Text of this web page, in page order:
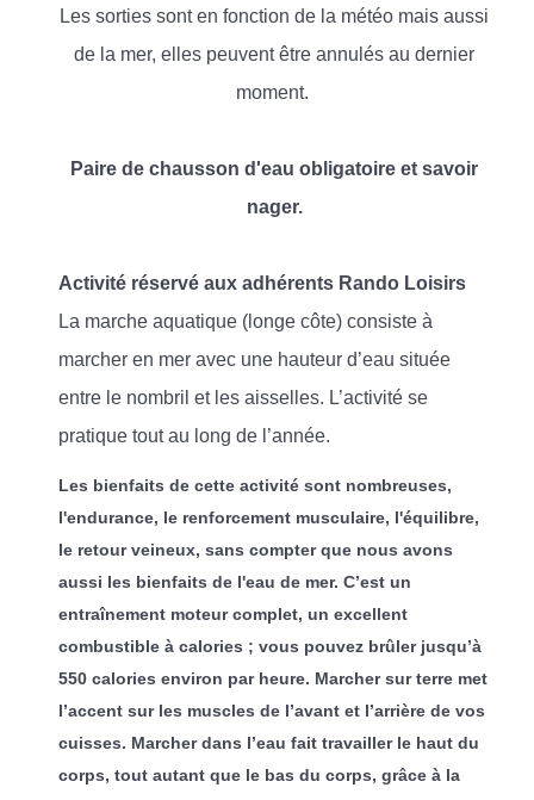
Les sorties sont en fonction de la météo mais aussi
de la mer, elles peuvent être annulés au dernier
moment.
Paire de chausson d'eau obligatoire et savoir
nager.
Activité réservé aux adhérents Rando Loisirs
La marche aquatique (longe côte) consiste à
marcher en mer avec une hauteur d’eau située
entre le nombril et les aisselles. L’activité se
pratique tout au long de l’année.
Les bienfaits de cette activité sont nombreuses,
l'endurance, le renforcement musculaire, l'équilibre,
le retour veineux, sans compter que nous avons
aussi les bienfaits de l'eau de mer. C’est un
entraînement moteur complet, un excellent
combustible à calories ; vous pouvez brûler jusqu’à
550 calories environ par heure. Marcher sur terre met
l’accent sur les muscles de l’avant et l’arrière de vos
cuisses. Marcher dans l’eau fait travailler le haut du
corps, tout autant que le bas du corps, grâce à la